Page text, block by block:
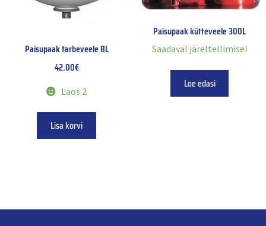
Paisupaak tarbeveele 8L
42.00€
Laos 2
Lisa korvi
Paisupaak kütteveele 300L
Saadaval järeltellimisel
Loe edasi